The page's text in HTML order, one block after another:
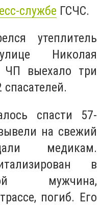
службе ГСЧС.
утеплитель
Николая
выехало три
спасти 57-
на свежий
медикам.
в
мужчина,
погиб. Его